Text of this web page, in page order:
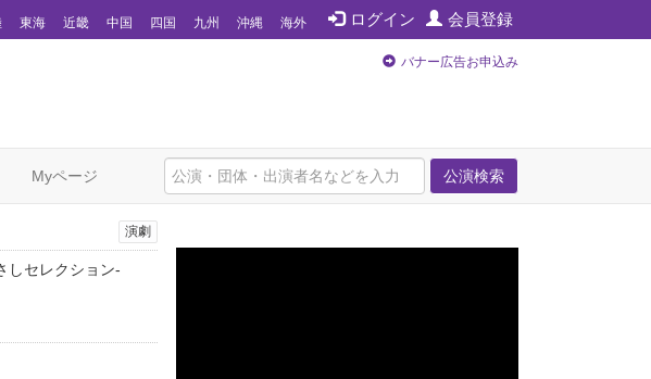
ログイン 会員登録
東海 近畿 中国 四国 九州 沖縄 海外
バナー広告お申込み
公演検索
Myページ
演劇
しセレクション-